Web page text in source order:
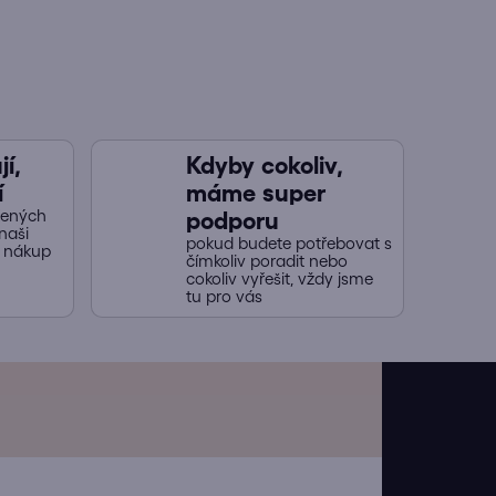
Kdyby cokoliv,
máme super
podporu
pokud budete potřebovat s
čímkoliv poradit nebo
cokoliv vyřešit, vždy jsme
tu pro vás